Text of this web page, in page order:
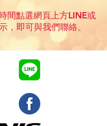
間點選網頁上方LINE或
，即可與我們聯絡。